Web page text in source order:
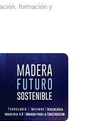
formación y